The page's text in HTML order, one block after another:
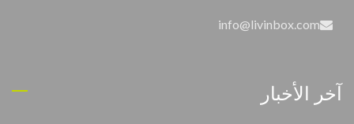
info@livinbox.com
آخر الأخبار